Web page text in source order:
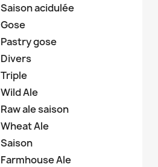
Saison acidulée
Gose
Pastry gose
Divers
Triple
Wild Ale
Raw ale saison
Wheat Ale
Saison
Farmhouse Ale